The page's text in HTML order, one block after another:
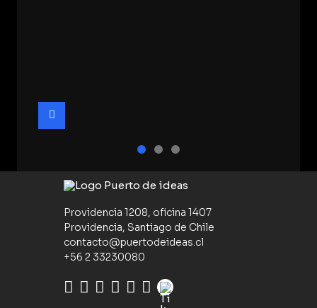
Providencia 1208, oficina 1407
Providencia, Santiago de Chile
contacto@puertodeideas.cl
+56 2 33230080